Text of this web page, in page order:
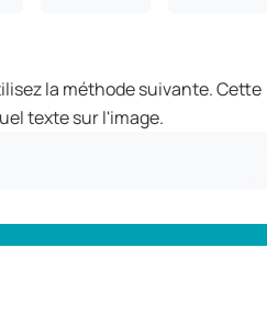
la méthode suivante. Cette
texte sur l'image.